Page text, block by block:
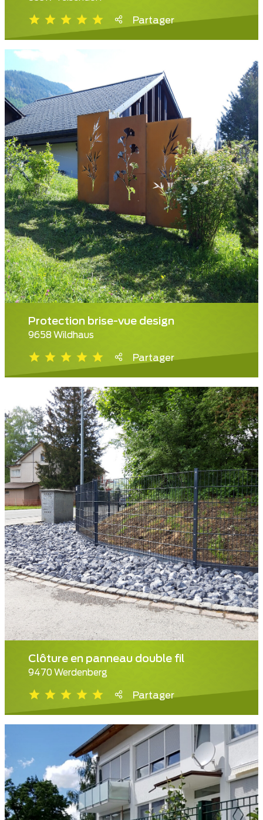
Partager
Protection brise-vue design
9658 Wildhaus
Partager
Clôture en panneau double fil
9470 Werdenberg
Partager